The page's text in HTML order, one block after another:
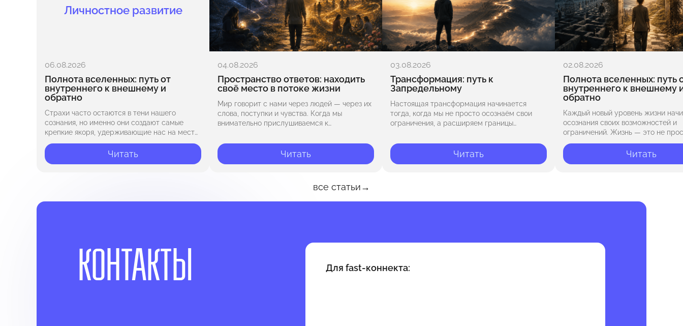
Личностное развитие
06.08.2026
Полнота вселенных: путь от
внутреннего к внешнему и
обратно
Страхи часто остаются в тени нашего
сознания, но именно они создают самые
крепкие якоря, удерживающие нас на месте
и не позволяющие двигаться вперёд. Будь то
страх неудачи, страх осуждения, страх…
Читать
04.08.2026
Пространство ответов: находить
своё место в потоке жизни
Мир говорит с нами через людей — через их
слова, поступки и чувства. Когда мы
внимательно прислушиваемся к
отражают то, что скрыто внутри нас,
принося…
Читать
03.08.2026
Трансформация: путь к
Запредельному
Настоящая трансформация начинается
тогда, когда мы не просто осознаём свои
ограничения, а расширяем границы
пределы привычного. Переключая внимание
с вопроса «Как избавиться?» на вопрос
«Что…
Читать
02.08.2026
Полнота вселенных: путь
внутреннего к внешнему
обратно
Каждый новый уровень жизни
осознания своих возможностей и
ограничений. Жизнь — это не
событий, а игра с множеством
сценариев. На этом пути нас
Читать
все статьи→
КОНТАКТЫ Для fast-коннекта: